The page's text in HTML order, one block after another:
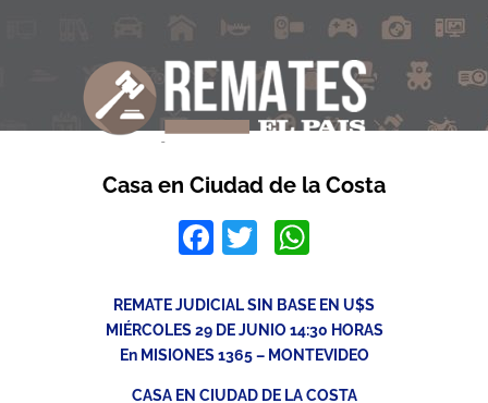
Casa en Ciudad de la Costa
Facebook
Twitter
REMATE JUDICIAL SIN BASE EN U$S
MIÉRCOLES 29 DE JUNIO 14:30 HORAS
En MISIONES 1365 – MONTEVIDEO
CASA EN CIUDAD DE LA COSTA